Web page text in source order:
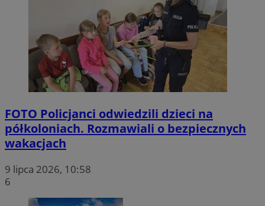
FOTO Policjanci odwiedzili dzieci na
półkoloniach. Rozmawiali o bezpiecznych
wakacjach
9 lipca 2026, 10:58
6